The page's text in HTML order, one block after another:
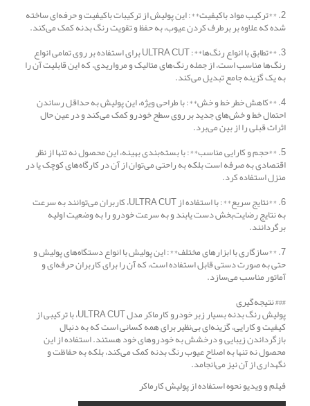
2. **ترکیب مواد باکیفیت**: این پولیش از ترکیبات باکیفیت و حرفه‌ای ساخته
شده که علاوه بر برطرف کردن عیوب، به حفظ و تقویت رنگ بدنه کمک می‌کند.
3. **تطابق با انواع رنگ‌ها**: ULTRA CUT برای استفاده بر روی تمامی انواع
رنگ‌ها مناسب است، از جمله رنگ‌های متالیک و مرواریدی، که این قابلیت آن را
به یک گزینه جامع تبدیل می‌کند.
4. **کاهش خطر خط و خش**: با طراحی ویژه، این پولیش به حداقل رساندن
احتمال خط و خش‌های جدید بر روی سطح خودرو کمک می‌کند و در عین حال
اثرات قبلی را از بین می‌برد.
5. **حجم و کارایی مناسب**: با بسته‌بندی بهینه، این محصول نه تنها از نظر
اقتصادی به صرفه است بلکه به راحتی می‌توان از آن در کارگاه‌های کوچک یا در
منزل استفاده کرد.
6. **نتایج سریع**: با استفاده از ULTRA CUT، کاربران می‌توانند به سرعت
به نتایج رضایت‌بخش دست یابند و به سرعت خودرو را به وضعیت اولیه
برگردانند.
7. **سازگاری با ابزارهای مختلف**: این پولیش با انواع دستگاه‌های پولیش و
حتی به صورت دستی قابل استفاده است، که آن را برای کاربران حرفه‌ای و
آماتور مناسب می‌سازد.
### نتیجه‌گیری
پولیش رنگ بدنه بسیار زبر خودرو کارماکر مدل ULTRA CUT، با ترکیبی از
کیفیت و کارایی، گزینه‌ای بی‌نظیر برای همه کسانی است که به دنبال
بازگرداندن زیبایی و درخشش به خودروهای خود هستند. استفاده از این
محصول نه تنها به اصلاح عیوب رنگ بدنه کمک می‌کند، بلکه به حفاظت و
نگهداری از آن نیز می‌انجامد.
فیلم و ویدیو نحوه استفاده از پولیش کارماکر